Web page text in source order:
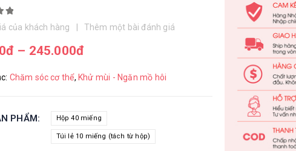
of 5của khách hàng Thêm một bài đánh giá
đ– 245.000đ
Chăm sóc cơ thể, Khử mùi - Ngăn mồ hôi
PHẨM Hộp 40 miếng
Túi lẻ 10 miếng (tách từ hộp)